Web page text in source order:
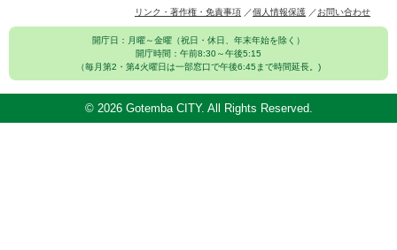
リンク・著作権・免責事項 個人情報保護 お問い合わせ
開庁日：月曜～金曜（祝日・休日、年末年始を除く）
開庁時間：午前8:30～午後5:15
（毎月第2・第4火曜日は一部窓口で午後6:45まで時間延長。)
© 2026 Gotemba CITY. All Rights Reserved.